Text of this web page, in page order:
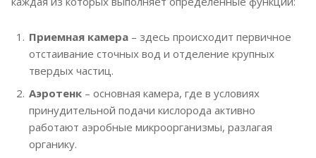
Приемная камера – здесь происходит первичное
отстаивание сточных вод и отделение крупных
твердых частиц.
Аэротенк – основная камера, где в условиях
принудительной подачи кислорода активно
работают аэробные микроорганизмы, разлагая
органику.